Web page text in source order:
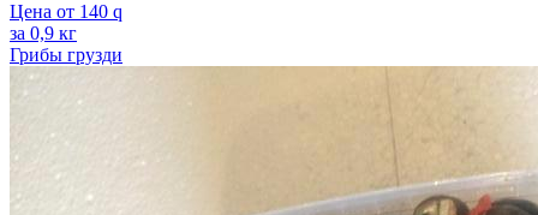
Цена от 140 q
за 0,9 кг
Грибы грузди